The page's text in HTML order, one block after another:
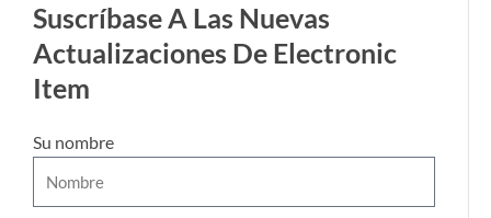
Suscríbase A Las Nuevas
Actualizaciones De Electronic
Item
Su nombre